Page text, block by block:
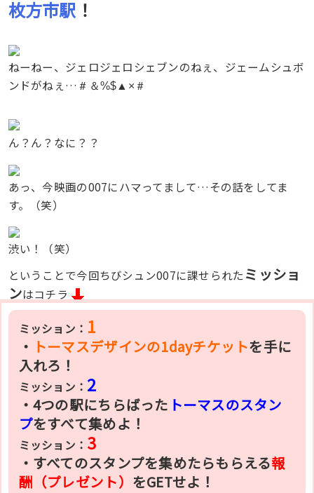
枚方市駅 ！
ねーねー、ジェロジェロシェブンのねぇ、ジェームシュボ
ンドがねぇ… ＃＆%$▲×＃
ん？ん？なに？？
あっ、今映画の007にハマってまして…その話をしてま
す。（笑）
渋い！（笑）
ということで今回ちびシュン007に課せられた ミッショ
ンはコチラ
ミッション： 1
・ トーマスデザインの1dayチケットを手に
入れろ！
ミッション： 2
・4つの駅にちらばった トーマスのスタン
プをすべて集めよ！
ミッション： 3
・すべてのスタンプを集めたらもらえる報
酬（プレゼント） をGETせよ！